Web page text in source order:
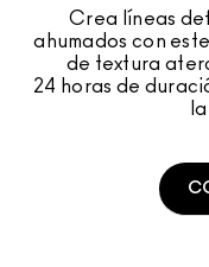
Crea líneas
ahumados con
de textura
24 horas de